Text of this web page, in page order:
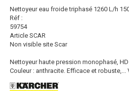
Nettoyeur eau froide triphasé 1260 L/h
Réf :
59754
Article SCAR
Non visible site Scar
Nettoyeur haute pression monophasé,
Couleur : anthracite. Efficace et robuste,...